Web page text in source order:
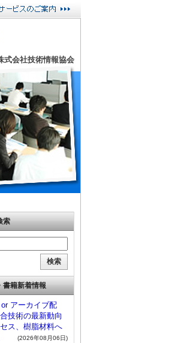
式会社技術情報協会
索
書籍新着情報
or アーカイブ配
技術の最新動向
ス、樹脂材料へ
(2026年08月06日)